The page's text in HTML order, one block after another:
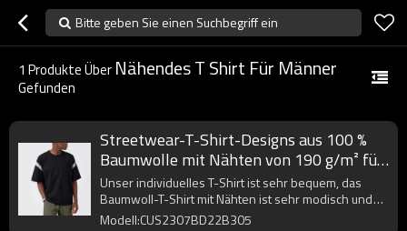
Bitte geben Sie einen Suchbegriff ein
1 Produkte Über Nähendes T Shirt Für Männer
Gefunden
Streetwear-T-Shirt-Designs aus 100 %
Baumwolle mit Nähten von 190 g/m² für
Herren
Unser individuelles T-Shirt ist sehr bequem, das
Baumwoll-T-Shirt mit Nähten ist sehr modisch und
bei jungen Leuten beliebt.
Modell:CUS2307BD22B305